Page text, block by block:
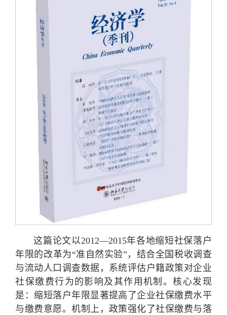
这篇论文以2012—2015年各地缩短社保落户
年限的改革为“准自然实验”，结合全国税收调查
与流动人口调查数据，系统评估户籍政策对企业
社保缴费行为的影响及其作用机制。核心发现
是：缩短落户年限显著提高了企业社保缴费水平
与缴费意愿。机制上，政策强化了社保缴费与落